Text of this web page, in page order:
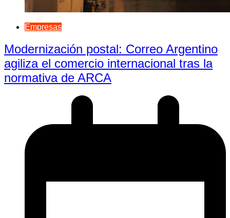
Empresas
Modernización postal: Correo Argentino
agiliza el comercio internacional tras la
normativa de ARCA